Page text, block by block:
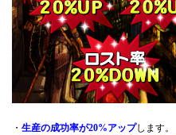
・ 生産の成功率が20%アップします。